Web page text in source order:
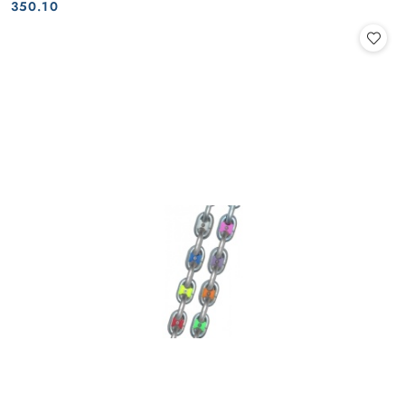
Cena:
Cena:
350.10